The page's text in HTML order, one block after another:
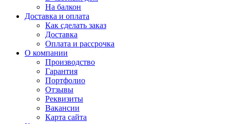
На балкон
Доставка и оплата
Как сделать заказ
Доставка
Оплата и рассрочка
О компании
Производство
Гарантия
Портфолио
Отзывы
Реквизиты
Вакансии
Карта сайта